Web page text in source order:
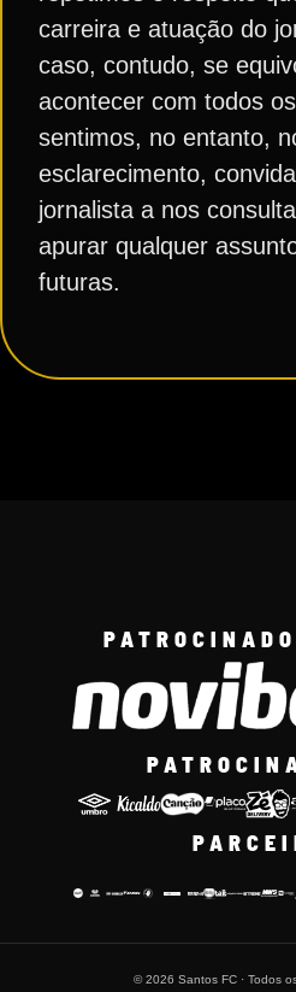
carreira e atuação do
caso, contudo, se
acontecer com todos
sentimos, no entanto,
esclarecimento,
jornalista a nos
apurar qualquer
futuras.
© 2026 Santos FC · Todos